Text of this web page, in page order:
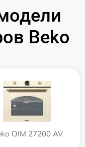
Beko
OIM 27200 AV